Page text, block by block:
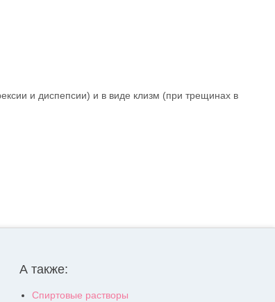
и диспепсии) и в виде клизм (при трещинах в
А также:
Спиртовые растворы